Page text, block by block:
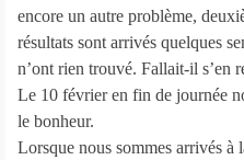
encore un autre problème,
résultats sont arrivés quelques
n’ont rien trouvé. Fallait-il s’en
Le 10 février en fin de journée
le bonheur.
Lorsque nous sommes arrivés